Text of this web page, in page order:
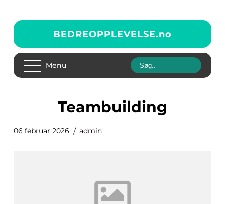
BEDREOPPLEVELSE.no
Menu
teambuilding
06 februar 2026 admin